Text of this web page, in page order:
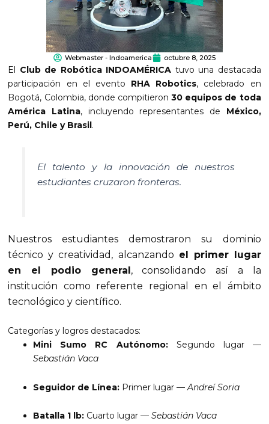
Webmaster - Indoamerica octubre 8, 2025
El Club de Robótica INDOAMÉRICA tuvo una destacada
participación en el evento RHA Robotics, celebrado en
Bogotá, Colombia, donde compitieron30 equipos de toda
América Latina, incluyendo representantes de México,
Perú, Chile y Brasil.
El talento y la innovación de nuestros
estudiantes cruzaron fronteras.
Nuestros estudiantes demostraron su dominio
técnico y creatividad, alcanzando el primer lugar
en el podio general, consolidando así a la
institución como referente regional en el ámbito
tecnológico y científico.
Categorías y logros destacados:
Mini Sumo RC Autónomo:Segundo lugar —
Sebastián Vaca
Seguidor de Línea: Primer lugar —Andreí Soria
Batalla 1 lb: Cuarto lugar —Sebastián Vaca